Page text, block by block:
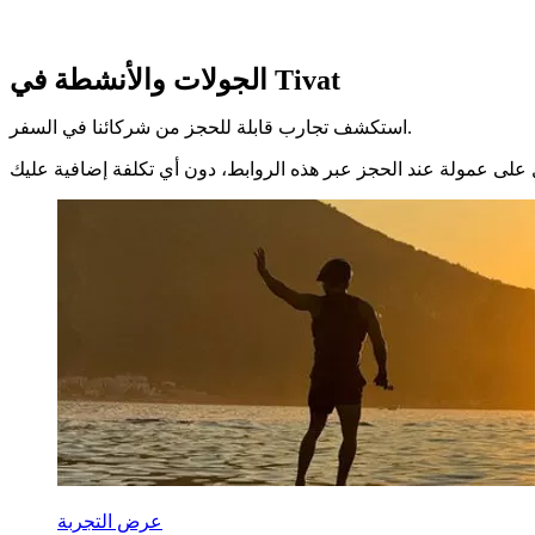
الجولات والأنشطة في Tivat
استكشف تجارب قابلة للحجز من شركائنا في السفر.
عرض التجربة